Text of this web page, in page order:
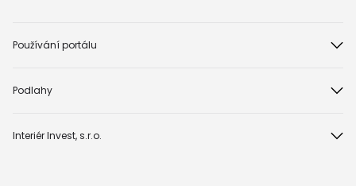
Používání portálu
Podlahy
Interiér Invest, s.r.o.